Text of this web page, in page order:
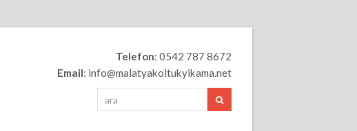
Telefon: 0542 787 8672
Email: info@malatyakoltukyikama.net
ara